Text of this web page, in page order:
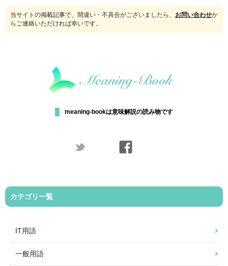
当サイトの掲載記事で、間違い・不具合がございましたら、 お問い合わせか
らご連絡いただければ幸いです。
meaning-bookは意味解説の読み物です
カテゴリ一覧
IT用語
一般用語